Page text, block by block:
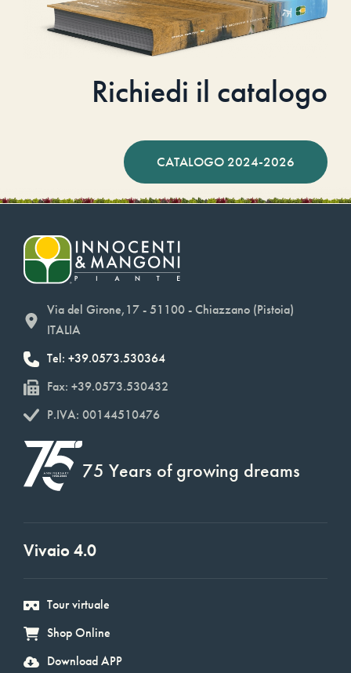
Richiedi il catalogo
CATALOGO 2024-2026
Via del Girone,17 - 51100 - Chiazzano (Pistoia)
ITALIA
Tel: +39.0573.530364
Fax: +39.0573.530432
P.IVA: 00144510476
75 Years of growing dreams
Vivaio 4.0
Tour virtuale
Shop Online
Download APP